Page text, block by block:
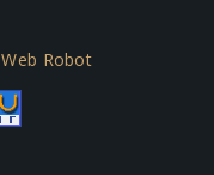
Web Robot